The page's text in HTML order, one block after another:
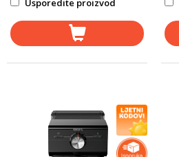
Usporedite proizvod